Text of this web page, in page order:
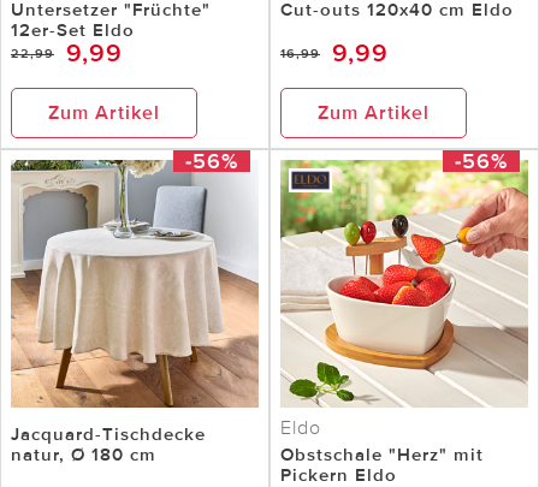
Untersetzer "Früchte"
12er-Set Eldo
22,99 9,99
Zum Artikel
Cut-outs 120x40 cm Eldo
16,99 9,99
Zum Artikel
-56%
Jacquard-Tischdecke
natur, Ø 180 cm
-56%
Eldo
Obstschale "Herz" mit
Pickern Eldo